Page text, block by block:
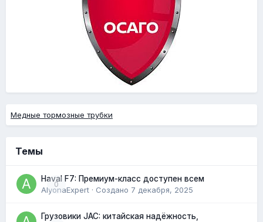
Медные тормозные трубки
Темы
0
Haval F7: Премиум-класс доступен всем
AlyonaExpert · Создано 7 декабря, 2025
Грузовики JAC: китайская надёжность,